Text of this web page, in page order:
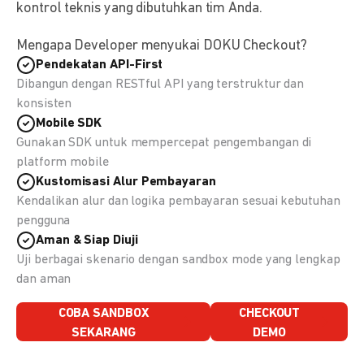
kontrol teknis yang dibutuhkan tim Anda.
Mengapa Developer menyukai DOKU Checkout?
Pendekatan API-First
Dibangun dengan RESTful API yang terstruktur dan
konsisten
Mobile SDK
Gunakan SDK untuk mempercepat pengembangan di
platform mobile
Kustomisasi Alur Pembayaran
Kendalikan alur dan logika pembayaran sesuai kebutuhan
pengguna
Aman & Siap Diuji
Uji berbagai skenario dengan sandbox mode yang lengkap
dan aman
COBA SANDBOX
SEKARANG
CHECKOUT
DEMO